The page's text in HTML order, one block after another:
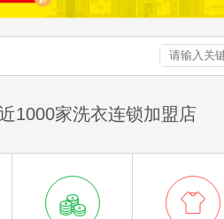
1000家洗衣连锁加盟店
 